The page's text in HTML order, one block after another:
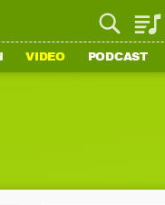
VIDEO PODCAST